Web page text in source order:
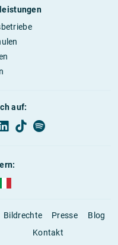
auf:
Österreich (deutsch)
plus Schweiz (deutsch)
AUBI-plus Italien (deutsch)
Bildrechte Presse
Blog
Kontakt